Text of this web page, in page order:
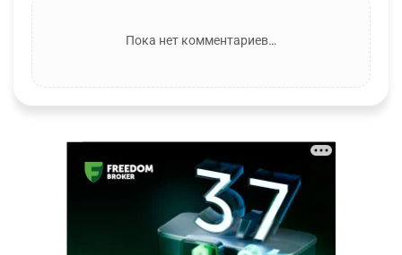
Пока нет комментариев…